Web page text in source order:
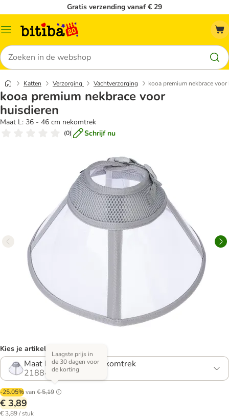
Gratis verzending vanaf € 29
Catalogusmenu
Zoeken
Katten Verzorging Vachtverzorging kooa premium nekbrace
kooa premium nekbrace voor
huisdieren
Maat L: 36 - 46 cm nekomtrek
(0) Schrijf nu
Kies je artikel (4 varianten)
Maat L: 36 - 46 cm nekomtrek
2188482.0
-25.05%van € 5,19
Laagste prijs in
de 30 dagen voor
de korting
€ 3,89
€ 3,89 / stuk